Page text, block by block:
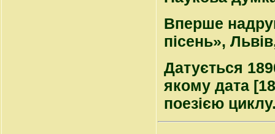
Вперше
пісень»,
Датується
якому дата
поезією